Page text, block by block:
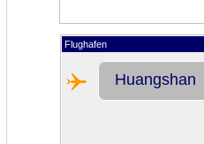
Flughafen
Huangshan